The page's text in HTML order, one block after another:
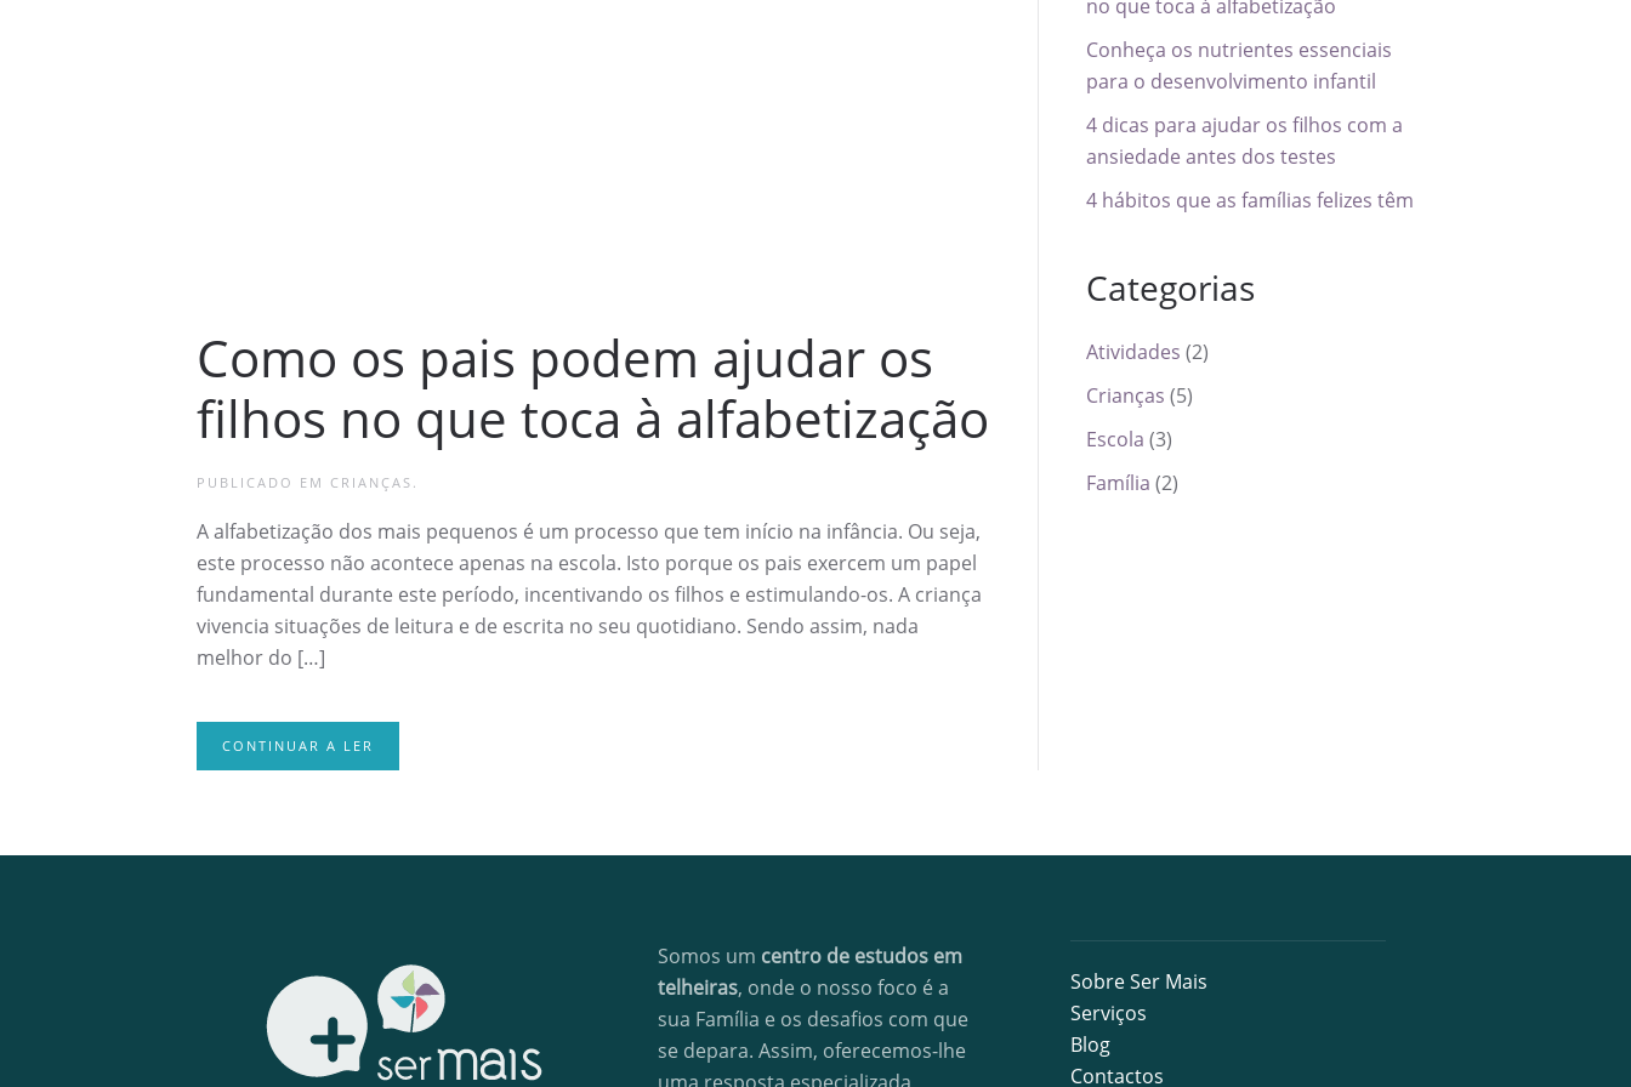
Como os pais podem ajudar os
filhos no que toca à alfabetização
PUBLICADO EM CRIANÇAS .
A alfabetização dos mais pequenos é um processo que tem início na infância. Ou seja,
este processo não acontece apenas na escola. Isto porque os pais exercem um papel
fundamental durante este período, incentivando os filhos e estimulando-os. A criança
vivencia situações de leitura e de escrita no seu quotidiano. Sendo assim, nada
melhor do […]
CONTINUAR A LER
no que toca à alfabetização
Conheça os nutrientes essenciais
para o desenvolvimento infantil
4 dicas para ajudar os filhos com a
ansiedade antes dos testes
4 hábitos que as famílias felizes têm
Categorias
Atividades (2)
Crianças (5)
Escola (3)
Família (2)
Somos um centro de estudos em
telheiras, onde o nosso foco é a
sua Família e os desafios com que
se depara. Assim, oferecemos-lhe
Sobre Ser Mais
Serviços
Blog
Contactos